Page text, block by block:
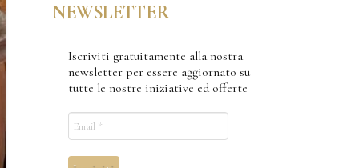
NEWSLETTER
Iscriviti gratuitamente alla nostra
newsletter per essere aggiornato su
tutte le nostre iniziative ed offerte